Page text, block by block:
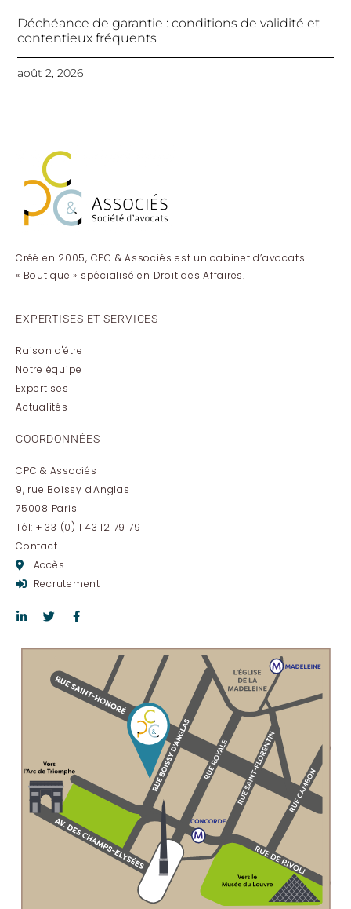
Déchéance de garantie : conditions de validité et
contentieux fréquents
août 2, 2026
Créé en 2005, CPC & Associés est un cabinet d’avocats
« Boutique » spécialisé en Droit des Affaires.
EXPERTISES ET SERVICES
Raison d'être
Notre équipe
Expertises
Actualités
COORDONNÉES
CPC & Associés
9, rue Boissy d'Anglas
75008 Paris
Tél: + 33 (0) 1 43 12 79 79
Contact
Accès
Recrutement